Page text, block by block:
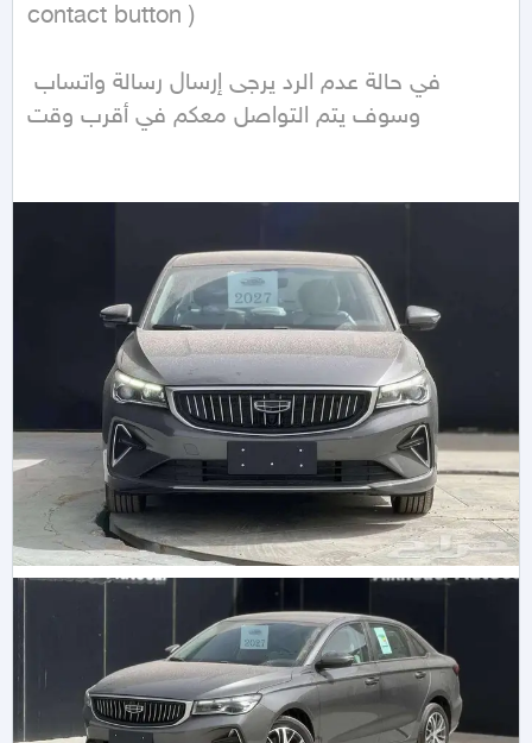
contact button )
وسوف يتم التواصل معكم في أقرب وقت